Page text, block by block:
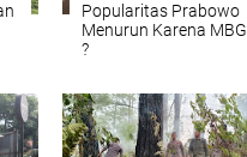
Popularitas Prabowo
Menurun Karena MBG
?